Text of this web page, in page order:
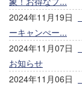
2024年11月19日
ーキャンぺー...
2024年11月07日
お知らせ
2024年11月06日